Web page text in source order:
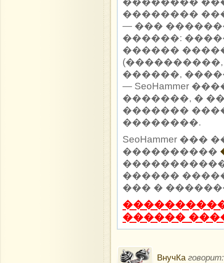
��������
— ���
������:
������
������,
— SeoHammer
�������, �
�������
��������.
SeoHammer
����������
������
��� �
������
ВнучКа говорит: